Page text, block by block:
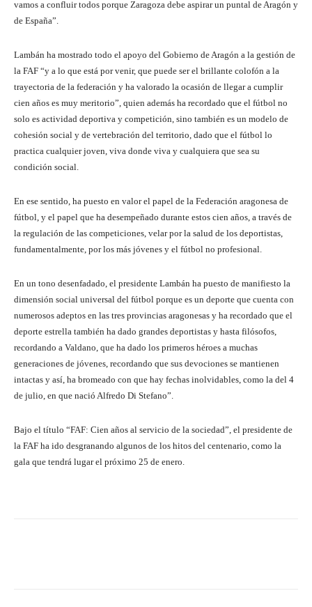
vamos a confluir todos porque Zaragoza debe aspirar un puntal de Aragón y
de España”.
Lambán ha mostrado todo el apoyo del Gobierno de Aragón a la gestión de
la FAF “y a lo que está por venir, que puede ser el brillante colofón a la
trayectoria de la federación y ha valorado la ocasión de llegar a cumplir
cien años es muy meritorio”, quien además ha recordado que el fútbol no
solo es actividad deportiva y competición, sino también es un modelo de
cohesión social y de vertebración del territorio, dado que el fútbol lo
practica cualquier joven, viva donde viva y cualquiera que sea su
condición social.
En ese sentido, ha puesto en valor el papel de la Federación aragonesa de
fútbol, y el papel que ha desempeñado durante estos cien años, a través de
la regulación de las competiciones, velar por la salud de los deportistas,
fundamentalmente, por los más jóvenes y el fútbol no profesional.
En un tono desenfadado, el presidente Lambán ha puesto de manifiesto la
dimensión social universal del fútbol porque es un deporte que cuenta con
numerosos adeptos en las tres provincias aragonesas y ha recordado que el
deporte estrella también ha dado grandes deportistas y hasta filósofos,
recordando a Valdano, que ha dado los primeros héroes a muchas
generaciones de jóvenes, recordando que sus devociones se mantienen
intactas y así, ha bromeado con que hay fechas inolvidables, como la del 4
de julio, en que nació Alfredo Di Stefano”.
Bajo el título “FAF: Cien años al servicio de la sociedad”, el presidente de
la FAF ha ido desgranando algunos de los hitos del centenario, como la
gala que tendrá lugar el próximo 25 de enero.